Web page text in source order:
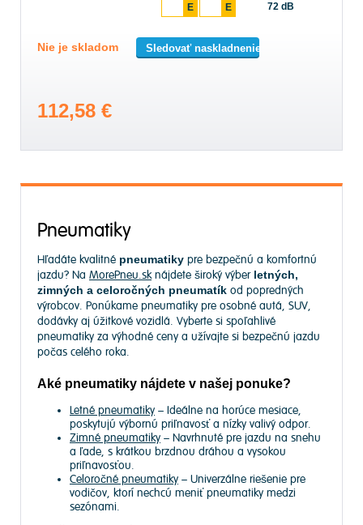
E E 72 dB
Nie je skladom Sledovať naskladnenie
112,58 €
Pneumatiky
Hľadáte kvalitné pneumatiky pre bezpečnú a komfortnú
jazdu? Na MorePneu.sknájdete široký výber letných,
zimných a celoročných pneumatík od popredných
výrobcov. Ponúkame pneumatiky pre osobné autá, SUV,
dodávky aj úžitkové vozidlá. Vyberte si spoľahlivé
pneumatiky za výhodné ceny a užívajte si bezpečnú jazdu
počas celého roka.
Aké pneumatiky nájdete v našej ponuke?
Letné pneumatiky – Ideálne na horúce mesiace,
poskytujú výbornú priľnavosť a nízky valivý odpor.
Zimné pneumatiky – Navrhnuté pre jazdu na snehu
a ľade, s krátkou brzdnou dráhou a vysokou
priľnavosťou.
Celoročné pneumatiky – Univerzálne riešenie pre
vodičov, ktorí nechcú meniť pneumatiky medzi
sezónami.